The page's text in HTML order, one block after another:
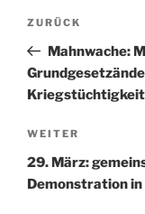
Vorheriger
Beitrag
ZURÜCK
Mahnwache:
Nächster
Beitrag
WEITER
29. März:
Demonstration in